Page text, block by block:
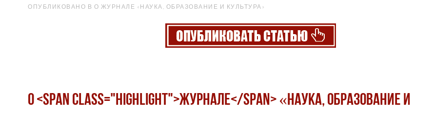
ОПУБЛИКОВАНО В О ЖУРНАЛЕ «НАУКА, ОБРАЗОВАНИЕ И КУЛЬТУРА»
О <span class="highlight">журнале</span> «Наука, образование и